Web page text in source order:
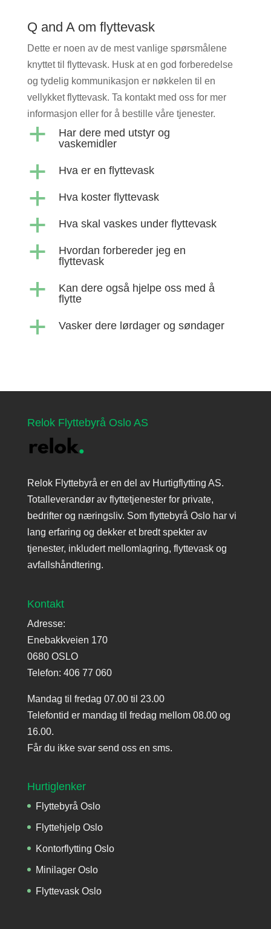
Q and A om flyttevask
Dette er noen av de mest vanlige spørsmålene
knyttet til flyttevask. Husk at en god forberedelse
og tydelig kommunikasjon er nøkkelen til en
vellykket flyttevask. Ta kontakt med oss for mer
informasjon eller for å bestille våre tjenester.
a
Har dere med utstyr og
vaskemidler
a Hva er en flyttevask
a Hva koster flyttevask
a Hva skal vaskes under flyttevask
a
Hvordan forbereder jeg en
flyttevask
a
Kan dere også hjelpe oss med å
flytte
a Vasker dere lørdager og søndager
Relok Flyttebyrå Oslo AS
Relok Flyttebyrå er en del av Hurtigflytting AS.
Totalleverandør av flyttetjenester for private,
bedrifter og næringsliv. Som flyttebyrå Oslo har vi
lang erfaring og dekker et bredt spekter av
tjenester, inkludert mellomlagring, flyttevask og
avfallshåndtering.
Kontakt
Adresse:
Enebakkveien 170
0680 OSLO
Telefon: 406 77 060
Mandag til fredag 07.00 til 23.00
Telefontid er mandag til fredag mellom 08.00 og
16.00.
Får du ikke svar send oss en sms.
Hurtiglenker
Flyttebyrå Oslo
Flyttehjelp Oslo
Kontorflytting Oslo
Minilager Oslo
Flyttevask Oslo